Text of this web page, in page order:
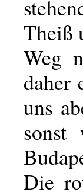
Theiß
Weg
daher
uns
sonst
Die